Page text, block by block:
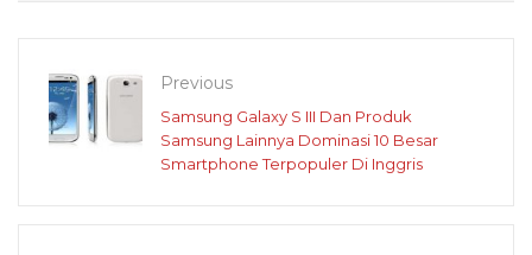
Previous
Samsung Galaxy S III Dan Produk
Samsung Lainnya Dominasi 10 Besar
Smartphone Terpopuler Di Inggris